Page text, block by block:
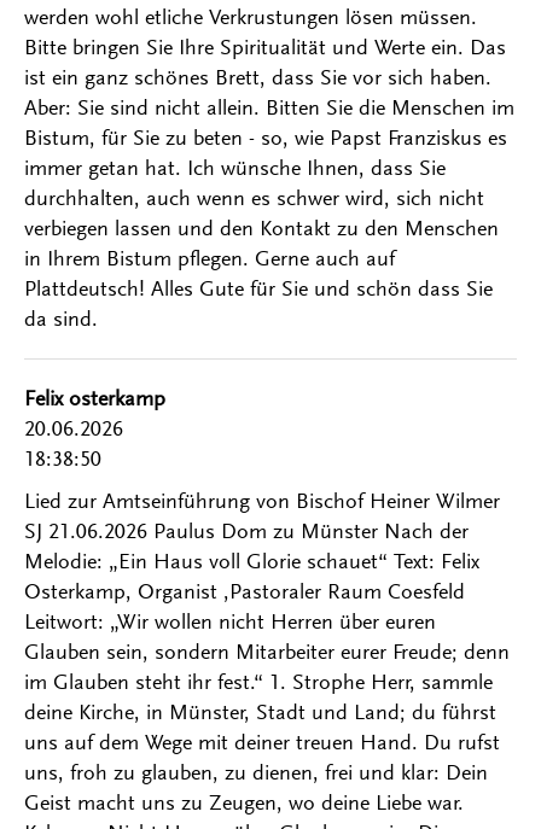
werden wohl etliche Verkrustungen lösen müssen.
Bitte bringen Sie Ihre Spiritualität und Werte ein. Das
ist ein ganz schönes Brett, dass Sie vor sich haben.
Aber: Sie sind nicht allein. Bitten Sie die Menschen im
Bistum, für Sie zu beten - so, wie Papst Franziskus es
immer getan hat. Ich wünsche Ihnen, dass Sie
durchhalten, auch wenn es schwer wird, sich nicht
verbiegen lassen und den Kontakt zu den Menschen
in Ihrem Bistum pflegen. Gerne auch auf
Plattdeutsch! Alles Gute für Sie und schön dass Sie
da sind.
Felix osterkamp
20.06.2026
18:38:50
Lied zur Amtseinführung von Bischof Heiner Wilmer
SJ 21.06.2026 Paulus Dom zu Münster Nach der
Melodie: „Ein Haus voll Glorie schauet“ Text: Felix
Osterkamp, Organist ,Pastoraler Raum Coesfeld
Leitwort: „Wir wollen nicht Herren über euren
Glauben sein, sondern Mitarbeiter eurer Freude; denn
im Glauben steht ihr fest.“ 1. Strophe Herr, sammle
deine Kirche, in Münster, Stadt und Land; du führst
uns auf dem Wege mit deiner treuen Hand. Du rufst
uns, froh zu glauben, zu dienen, frei und klar: Dein
Geist macht uns zu Zeugen, wo deine Liebe war.